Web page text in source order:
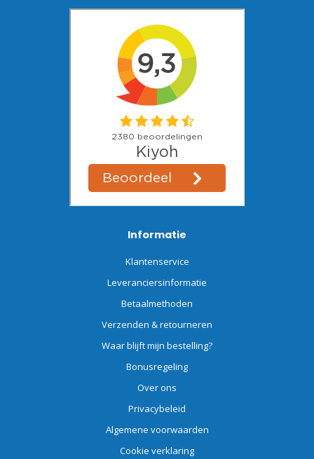
Informatie
Klantenservice
Leveranciersinformatie
Betaalmethoden
Verzenden & retourneren
Waar blijft mijn bestelling?
Bonusregeling
Over ons
Privacybeleid
Algemene voorwaarden
Cookie verklaring